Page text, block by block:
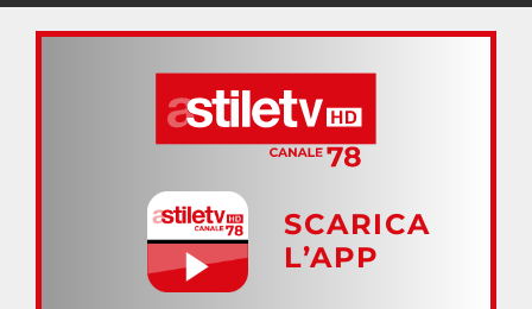
SCARICA
L’APP